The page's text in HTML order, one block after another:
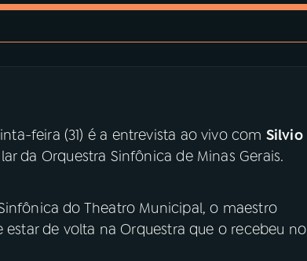
feira (31) é a entrevista ao vivo com Silvio
da Orquestra Sinfônica de Minas Gerais.
do Theatro Municipal, o maestro
de volta na Orquestra que o recebeu no